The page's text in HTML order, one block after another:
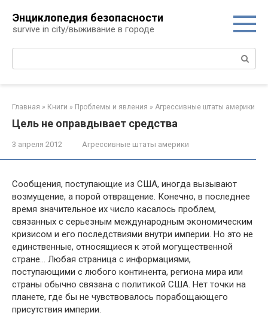
контенту
Энциклопедия безопасности
survive in city/выживание в городе
Поиск:
Главная » Книги » Проблемы и явления » Агрессивные штаты америки
Цель не оправдывает средства
3 апреля 2012 Агрессивные штаты америки
Сообщения, поступающие из США, иногда вызывают
возмущение, а порой отвращение. Конечно, в последнее
время значительное их число касалось проблем,
связанных с серьезным международным экономическим
кризисом и его последствиями внутри империи. Но это не
единствен­ные, относящиеся к этой могущественной
стране… Любая страница с информациями,
поступающими с любого кон­тинента, региона мира или
страны обычно связана с по­литикой США. Нет точки на
планете, где бы не чувство­валось порабощающего
присутствия империи.